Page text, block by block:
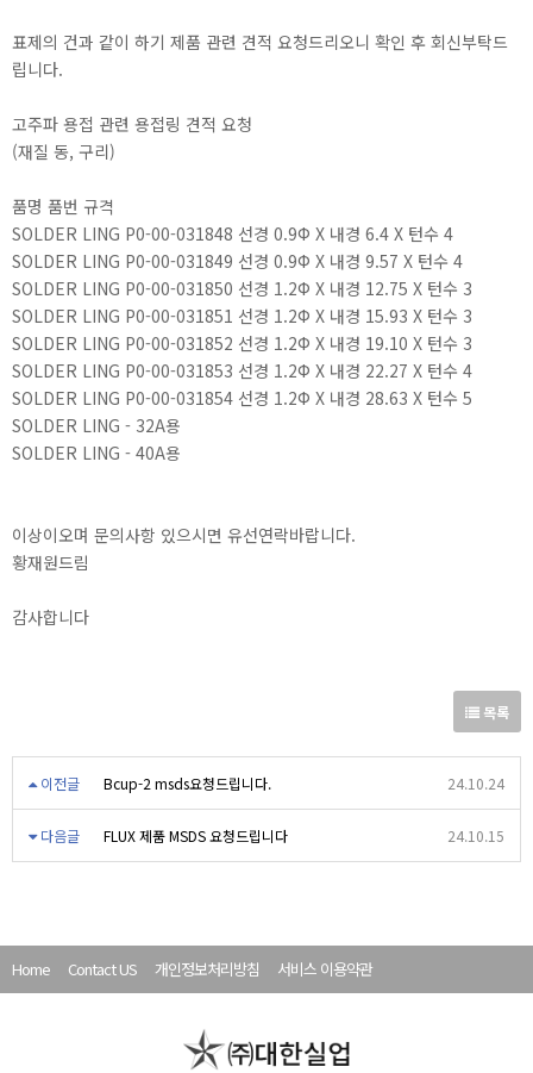
표제의 건과 같이 하기 제품 관련 견적 요청드리오니 확인 후 회신부탁드
립니다.
고주파 용접 관련 용접링 견적 요청
(재질 동, 구리)
품명 품번 규격
SOLDER LING P0-00-031848 선경 0.9Φ X 내경 6.4 X 턴수 4
SOLDER LING P0-00-031849 선경 0.9Φ X 내경 9.57 X 턴수 4
SOLDER LING P0-00-031850 선경 1.2Φ X 내경 12.75 X 턴수 3
SOLDER LING P0-00-031851 선경 1.2Φ X 내경 15.93 X 턴수 3
SOLDER LING P0-00-031852 선경 1.2Φ X 내경 19.10 X 턴수 3
SOLDER LING P0-00-031853 선경 1.2Φ X 내경 22.27 X 턴수 4
SOLDER LING P0-00-031854 선경 1.2Φ X 내경 28.63 X 턴수 5
SOLDER LING - 32A용
SOLDER LING - 40A용
이상이오며 문의사항 있으시면 유선연락바랍니다.
황재원드림
감사합니다
목록
이전글 Bcup-2 msds요청드립니다. 24.10.24
다음글 FLUX 제품 MSDS 요청드립니다 24.10.15
Home Contact US 개인정보처리방침 서비스 이용약관